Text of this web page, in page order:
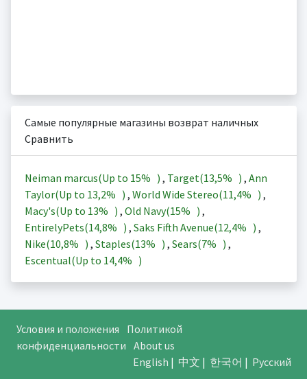
Самые популярные магазины возврат наличных
Сравнить
Neiman marcus(Up to 15% ) , Target(13,5% ) , Ann
Taylor(Up to 13,2% ) , World Wide Stereo(11,4% ) ,
Macy's(Up to 13% ) , Old Navy(15% ) ,
EntirelyPets(14,8% ) , Saks Fifth Avenue(12,4% ) ,
Nike(10,8% ) , Staples(13% ) , Sears(7% ) ,
Escentual(Up to 14,4% )
Условия и положения
Политикой
конфиденциальности About us
English | 中文 | 한국어 | Русский